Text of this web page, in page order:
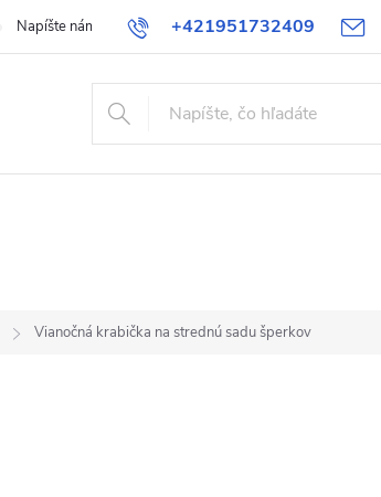
+421951732409
Napíšte nám Blog Obchodné podmienky
Vianočná krabička na strednú sadu šperkov